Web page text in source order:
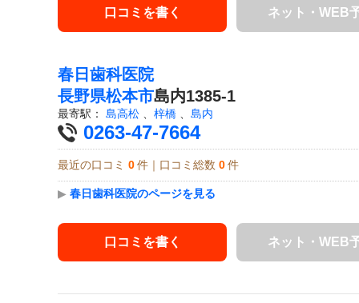
口コミを書く ネット・WEB
春日歯科医院
長野県松本市島内1385-1
最寄駅： 島高松 梓橋 島内
0263-47-7664
最近の口コミ 0 件｜口コミ総数 0 件
▶ 春日歯科医院のページを見る
口コミを書く ネット・WEB